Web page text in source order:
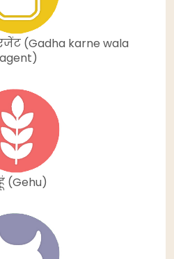
(Gadha karne wala
agent)
(Gehu)